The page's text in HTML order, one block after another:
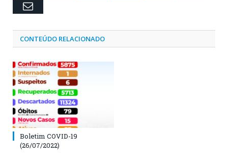
Email
CONTEÚDO RELACIONADO
Boletim COVID-19
(26/07/2022)